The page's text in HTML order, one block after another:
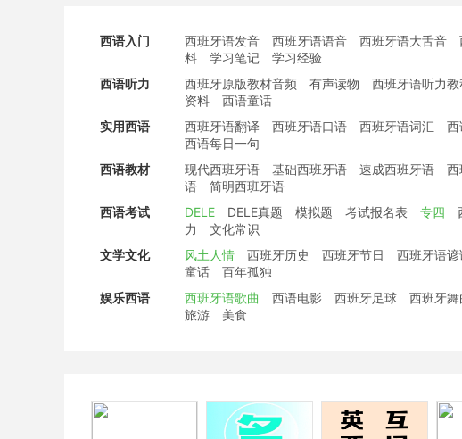
西语入门 西班牙语发音 西班牙语语音 西班牙语大舌音
料
学习笔记
学习经验
西语听力
西班牙原版教材音频 有声读物 西班牙语听力教
资料
西语童话
实用西语
西班牙语翻译 西班牙语口语 西班牙语词汇 西
西语每日一句
西语教材
现代西班牙语 基础西班牙语 速成西班牙语 西
语
简明西班牙语
西语考试
DELE DELE真题 模拟题 考试报名表 专四
力
文化常识
文学文化
风土人情 西班牙历史 西班牙节日 西班牙语谚
童话
百年孤独
娱乐西语
西班牙语歌曲 西语电影 西班牙足球 西班牙舞
旅游
美食